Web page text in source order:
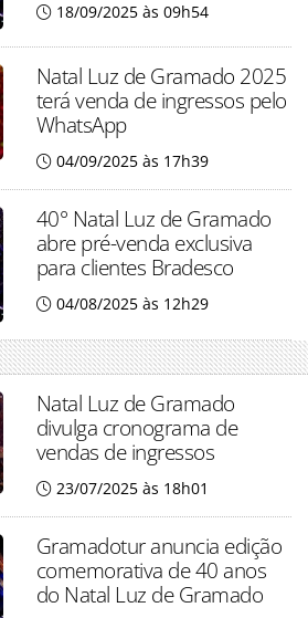
18/09/2025 às 09h54
Natal Luz de Gramado 2025
terá venda de ingressos pelo
WhatsApp
04/09/2025 às 17h39
40° Natal Luz de Gramado
abre pré-venda exclusiva
para clientes Bradesco
04/08/2025 às 12h29
Natal Luz de Gramado
divulga cronograma de
vendas de ingressos
23/07/2025 às 18h01
Gramadotur anuncia edição
comemorativa de 40 anos
do Natal Luz de Gramado